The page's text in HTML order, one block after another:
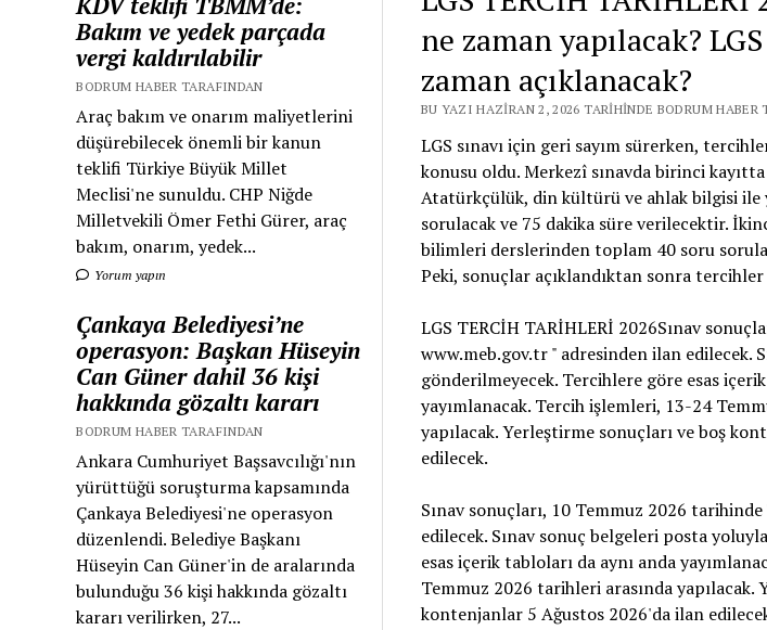
Bakım ve yedek parçada
vergi kaldırılabilir
BODRUM HABER TARAFINDAN
Araç bakım ve onarım maliyetlerini
düşürebilecek önemli bir kanun
teklifi Türkiye Büyük Millet
Meclisi'ne sunuldu. CHP Niğde
Milletvekili Ömer Fethi Gürer, araç
bakım, onarım, yedek...
Yorum yapın
Çankaya Belediyesi’ne
operasyon: Başkan Hüseyin
Can Güner dahil 36 kişi
hakkında gözaltı kararı
BODRUM HABER TARAFINDAN
Ankara Cumhuriyet Başsavcılığı'nın
yürüttüğü soruşturma kapsamında
Çankaya Belediyesi'ne operasyon
düzenlendi. Belediye Başkanı
Hüseyin Can Güner'in de aralarında
bulunduğu 36 kişi hakkında gözaltı
kararı verilirken, 27...
ne zaman yapılacak?
zaman açıklanacak?
BU YAZI HAZIRAN 2, 2026 TARIHINDE BODRUM
LGS sınavı için geri sayım sürerken,
konusu oldu. Merkezî sınavda birinci
Atatürkçülük, din kültürü ve ahlak bilgisi ile
sorulacak ve 75 dakika süre verilecektir.
bilimleri derslerinden toplam 40 soru
Peki, sonuçlar açıklandıktan sonra tercihler
LGS TERCİH TARİHLERİ 2026Sınav
www.meb.gov.tr " adresinden ilan edilecek.
gönderilmeyecek. Tercihlere göre esas
yayımlanacak. Tercih işlemleri, 13-24
yapılacak. Yerleştirme sonuçları ve boş
edilecek.
Sınav sonuçları, 10 Temmuz 2026
edilecek. Sınav sonuç belgeleri posta
esas içerik tabloları da aynı anda
Temmuz 2026 tarihleri ​​arasında yapılacak.
kontenjanlar 5 Ağustos 2026'da ilan